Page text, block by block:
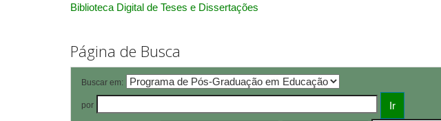
Biblioteca Digital de Teses e Dissertações
Página de Busca
Buscar em:
por